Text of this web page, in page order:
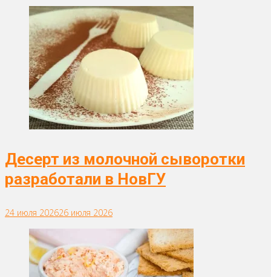
Десерт из молочной сыворотки
разработали в НовГУ
24 июля 202626 июля 2026